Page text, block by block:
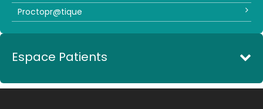
Proctopr@tique
Espace Patients